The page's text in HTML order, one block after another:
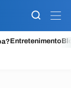
Entretenimento